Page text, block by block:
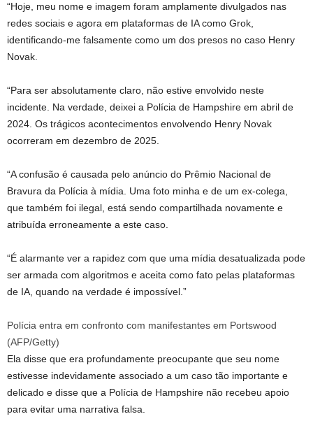
“Hoje, meu nome e imagem foram amplamente divulgados nas
redes sociais e agora em plataformas de IA como Grok,
identificando-me falsamente como um dos presos no caso Henry
Novak.
“Para ser absolutamente claro, não estive envolvido neste
incidente. Na verdade, deixei a Polícia de Hampshire em abril de
2024. Os trágicos acontecimentos envolvendo Henry Novak
ocorreram em dezembro de 2025.
“A confusão é causada pelo anúncio do Prêmio Nacional de
Bravura da Polícia à mídia. Uma foto minha e de um ex-colega,
que também foi ilegal, está sendo compartilhada novamente e
atribuída erroneamente a este caso.
“É alarmante ver a rapidez com que uma mídia desatualizada pode
ser armada com algoritmos e aceita como fato pelas plataformas
de IA, quando na verdade é impossível.”
Polícia entra em confronto com manifestantes em Portswood
(AFP/Getty)
Ela disse que era profundamente preocupante que seu nome
estivesse indevidamente associado a um caso tão importante e
delicado e disse que a Polícia de Hampshire não recebeu apoio
para evitar uma narrativa falsa.